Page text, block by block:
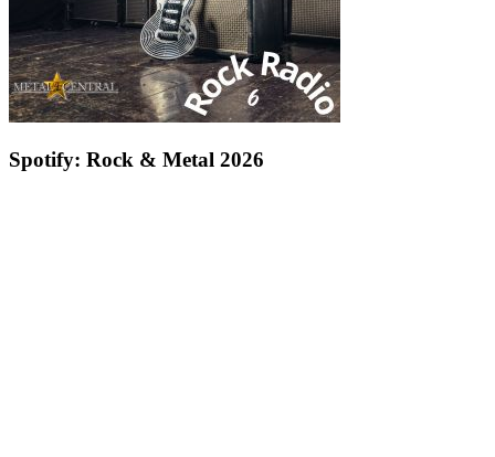
Spotify: Rock & Metal 2026